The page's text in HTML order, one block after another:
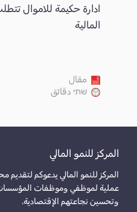
ادارة حكيمة للاموال
المالية
مقال
שתי دقائق
المركز للنمو المالي
المركز للنمو المالي يدعوكم
عملية لموظفي وموظفات
وتحسين نجاعتهم الإقتصادية.